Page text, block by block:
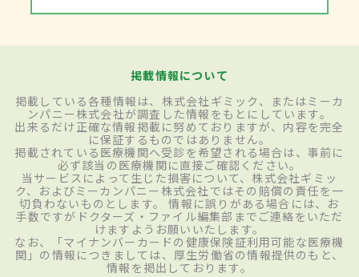
掲載情報について
掲載している各種情報は、株式会社ギミック、またはミーカ
ンパニー株式会社が調査した情報をもとにしています。
出来るだけ正確な情報掲載に努めておりますが、内容を完全
に保証するものではありません。
掲載されている医療機関へ受診を希望される場合は、事前に
必ず該当の医療機関に直接ご確認ください。
当サービスによって生じた損害について、株式会社ギミッ
ク、およびミーカンパニー株式会社ではその賠償の責任を一
切負わないものとします。 情報に誤りがある場合には、お
手数ですがドクターズ・ファイル編集部までご連絡をいただ
けますようお願いいたします。
なお、「マイナンバーカードの健康保険証利用可能な医療機
関」の情報につきましては、厚生労働省の情報提供のもと、
情報を掲出しております。